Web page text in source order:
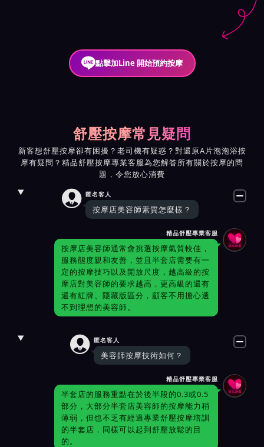
點擊加Line 開始預約按摩
舒壓按摩常見疑問
新客想舒壓按摩卻有困擾？老司機有疑惑？對還原A片泡泡浴按
摩有疑問？精品舒壓按摩專業客服為您解答所有關於按摩的問
題，令您放心消費
 匿名客人
按摩店美容師素質怎麼樣？
精品舒壓專業客服
按摩店美容師通常會挑選按摩氣質較佳，
服務態度親和友善，並且半套店需要有一
定的按摩技巧以及開放尺度，越高級的按
摩店對美容師的要求越高，更高級的還有
還有紅牌、隱藏版區分，顧客不用擔心選
不到理想的美容師。
 匿名客人
美容師按摩技術如何？
精品舒壓專業客服
半套店的服務重點在於後半段的0.3或0.5
部分，大部分半套店美容師的按摩能力稍
薄弱，但也不乏有經過專業舒壓按摩培訓
的半套店，同樣可以起到舒壓放鬆的目
的。